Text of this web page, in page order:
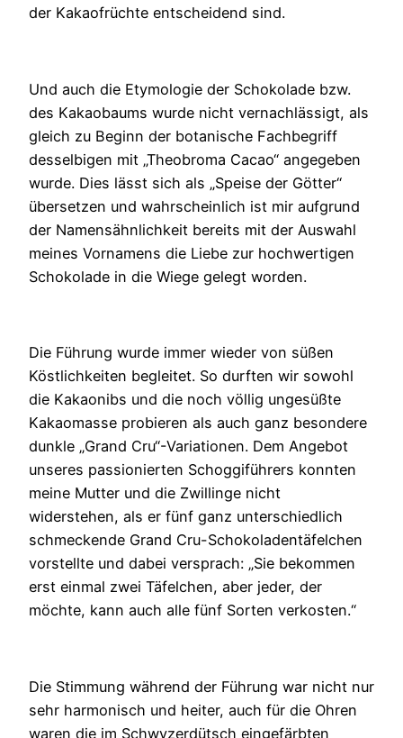
der Kakaofrüchte entscheidend sind.
Und auch die Etymologie der Schokolade bzw.
des Kakaobaums wurde nicht vernachlässigt, als
gleich zu Beginn der botanische Fachbegriff
desselbigen mit „Theobroma Cacao“ angegeben
wurde. Dies lässt sich als „Speise der Götter“
übersetzen und wahrscheinlich ist mir aufgrund
der Namensähnlichkeit bereits mit der Auswahl
meines Vornamens die Liebe zur hochwertigen
Schokolade in die Wiege gelegt worden.
Die Führung wurde immer wieder von süßen
Köstlichkeiten begleitet. So durften wir sowohl
die Kakaonibs und die noch völlig ungesüßte
Kakaomasse probieren als auch ganz besondere
dunkle „Grand Cru“-Variationen. Dem Angebot
unseres passionierten Schoggiführers konnten
meine Mutter und die Zwillinge nicht
widerstehen, als er fünf ganz unterschiedlich
schmeckende Grand Cru-Schokoladentäfelchen
vorstellte und dabei versprach: „Sie bekommen
erst einmal zwei Täfelchen, aber jeder, der
möchte, kann auch alle fünf Sorten verkosten.“
Die Stimmung während der Führung war nicht nur
sehr harmonisch und heiter, auch für die Ohren
waren die im Schwyzerdütsch eingefärbten